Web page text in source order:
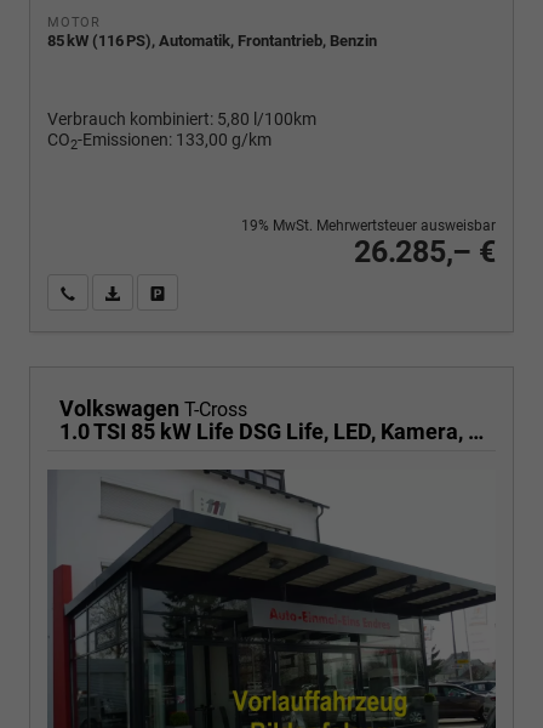
MOTOR
85 kW (116 PS), Automatik, Frontantrieb, Benzin
Verbrauch kombiniert: 5,80 l/100km
CO2-Emissionen: 133,00 g/km
26.285,– €
19% MwSt. Mehrwertsteuer ausweisbar
Wir rufen Sie anPDF-Fahrzeugexposé drucken
Volkswagen T-Cross
1.0 TSI 85 kW Life DSG Life, LED, Kamera, ACC, Side, Winter, 17-Zoll, 3-J. Garantie